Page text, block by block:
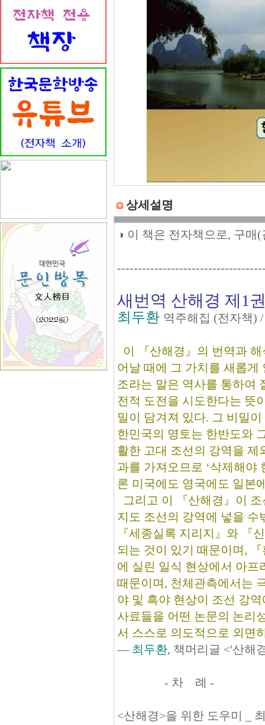
상세설명
◑ 이 책은 전자책으로, 구매
새번역 산해경 제1
최두환 역주해집 (전자책)
이 『산해경』의 번역과
어날 때에 그 가치를 새롭게
조라는 말은 역사를 통하여
전적 도전을 시도한다는 뜻
밀이 담겨져 있다. 그 비밀
한민국의 영토는 한반도와
활한 고대 조선의 강역을 제
과를 가져오므로 ‘삭제해야
론 미국에도 영국에도 일본
그리고 이 『산해경』이
지도 조선의 강역에 넣을
『세종실록 지리지』와 『
되는 것이 있기 때문이며,
에 실린 일식 현상에서 아
때문이며, 천체관측에서는
야 및 흑야 현상이 조선 강
사료들을 어떤 논문의 논리
서 스스로 의도적으로 외면
― 최두환, 책머리글 <'산해
- 차 례 -
<산해경>을 위한 도우미 _